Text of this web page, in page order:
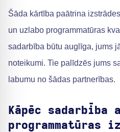
Šāda kārtība paātrina
un uzlabo programmatūras
sadarbība būtu auglīga, jums
noteikumi. Tie palīdzēs jums
labumu no šādas partnerības.
Kāpēc sadarbība
programmatūras